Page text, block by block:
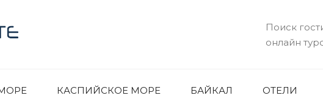
Поиск
онлайн
КАСПИЙСКОЕ МОРЕ БАЙКАЛ ОТЕЛИ